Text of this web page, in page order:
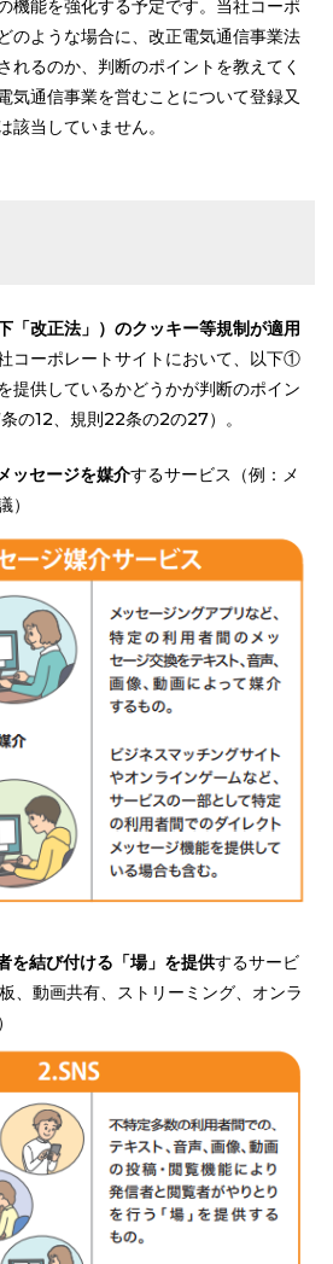
機能を強化する予定です。当社コーポ
のような場合に、改正電気通信事業法
れるのか、判断のポイントを教えてく
気通信事業を営むことについて登録又
該当していません。
「改正法」）のクッキー等規制が適用
コーポレートサイトにおいて、以下①
提供しているかどうかが判断のポイン
の12、規則22条の2の27）。
ッセージを媒介するサービス（例：メ
を結び付ける「場」を提供するサービ
、動画共有、ストリーミング、オンラ